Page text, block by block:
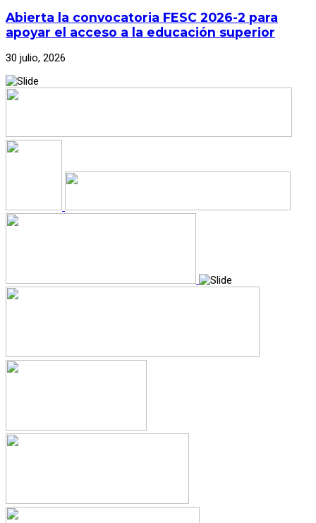
Abierta la convocatoria FESC 2026-2 para
apoyar el acceso a la educación superior
30 julio, 2026